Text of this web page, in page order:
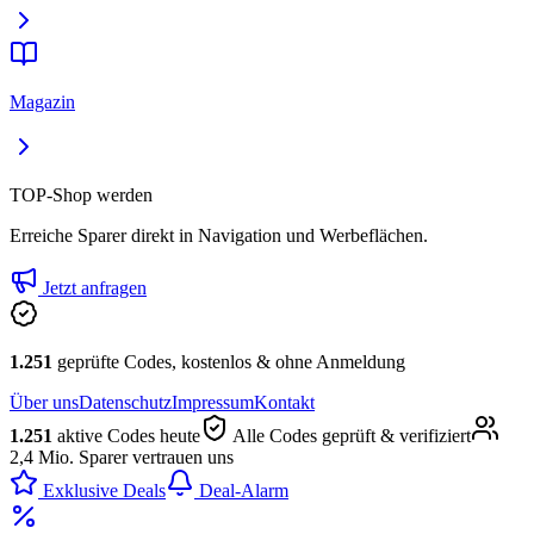
Magazin
TOP-Shop werden
Erreiche Sparer direkt in Navigation und Werbeflächen.
Jetzt anfragen
1.251 geprüfte Codes, kostenlos & ohne Anmeldung
Über unsDatenschutzImpressumKontakt
1.251 aktive Codes heute
Alle Codes geprüft & verifiziert
2,4 Mio. Sparer vertrauen uns
Exklusive Deals
Deal-Alarm